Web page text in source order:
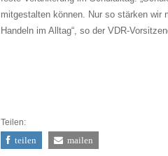
mitgestalten können. Nur so stärken wir
Handeln im Alltag“, so der VDR-
Teilen:
teilen mailen